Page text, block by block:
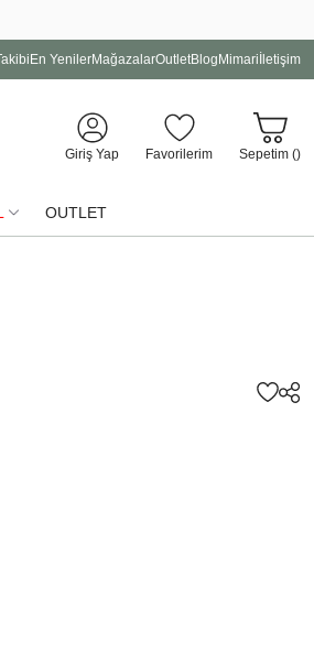
En YenilerMağazalarOutletBlog Mimari İletişim
Giriş Yap Favorilerim Sepetim ()
OUTLET